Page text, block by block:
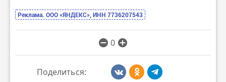
Реклама. ООО «ЯНДЕКС», ИНН 7736207543
0
Поделиться: